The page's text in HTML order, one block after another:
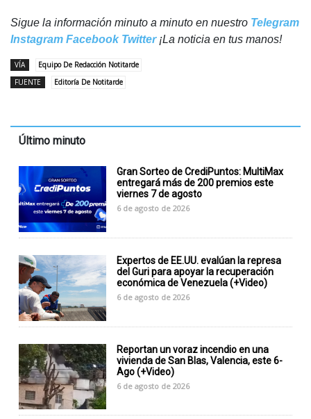
Sigue la información minuto a minuto en nuestro Telegram
Instagram Facebook Twitter¡La noticia en tus manos!
VÍA
Equipo De Redacción Notitarde
FUENTE
Editoría De Notitarde
Último minuto
Gran Sorteo de CrediPuntos: MultiMax
entregará más de 200 premios este
viernes 7 de agosto
6 de agosto de 2026
Expertos de EE.UU. evalúan la represa
del Guri para apoyar la recuperación
económica de Venezuela (+Video)
6 de agosto de 2026
Reportan un voraz incendio en una
vivienda de San Blas, Valencia, este 6-
Ago (+Video)
6 de agosto de 2026